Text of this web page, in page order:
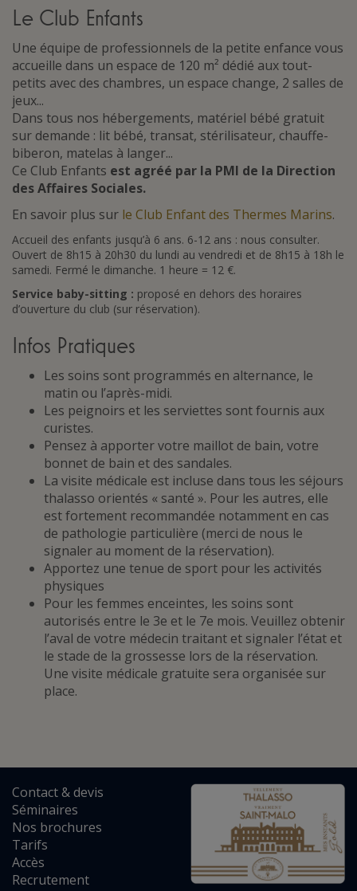
Le Club Enfants
Une équipe de professionnels de la petite enfance vous
accueille dans un espace de 120 m² dédié aux tout-
petits avec des chambres, un espace change, 2 salles de
jeux...
Dans tous nos hébergements, matériel bébé gratuit
sur demande : lit bébé, transat, stérilisateur, chauffe-
biberon, matelas à langer...
Ce Club Enfants est agréé par la PMI de la Direction
des Affaires Sociales.
En savoir plus sur le Club Enfant des Thermes Marins.
Accueil des enfants jusqu’à 6 ans. 6-12 ans : nous consulter.
Ouvert de 8h15 à 20h30 du lundi au vendredi et de 8h15 à 18h le
samedi. Fermé le dimanche. 1 heure = 12 €.
Service baby-sitting : proposé en dehors des horaires
d’ouverture du club (sur réservation).
Infos Pratiques
Les soins sont programmés en alternance, le
matin ou l’après-midi.
Les peignoirs et les serviettes sont fournis aux
curistes.
Pensez à apporter votre maillot de bain, votre
bonnet de bain et des sandales.
La visite médicale est incluse dans tous les séjours
thalasso orientés « santé ». Pour les autres, elle
est fortement recommandée notamment en cas
de pathologie particulière (merci de nous le
signaler au moment de la réservation).
Apportez une tenue de sport pour les activités
physiques
Pour les femmes enceintes, les soins sont
autorisés entre le 3e et le 7e mois. Veuillez obtenir
l’aval de votre médecin traitant et signaler l’état et
le stade de la grossesse lors de la réservation.
Une visite médicale gratuite sera organisée sur
place.
Contact&devis
Séminaires
Nos brochures
Tarifs
Accès
Recrutement